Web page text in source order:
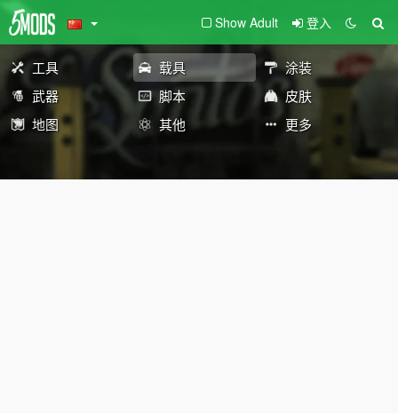
Show Adult 登入
工具 载具
涂装
武器
脚本
皮肤
地图
其他 更多